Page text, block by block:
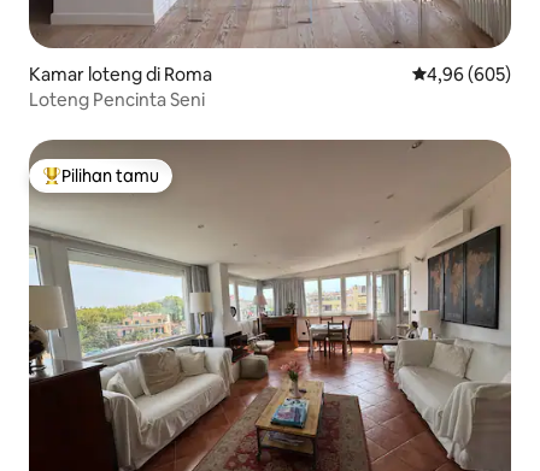
Kamar loteng di Roma Nilai rata-rata
4,96 (605)
Loteng Pencinta Seni
Pilihan tamu terpopuler
Pilihan tamu